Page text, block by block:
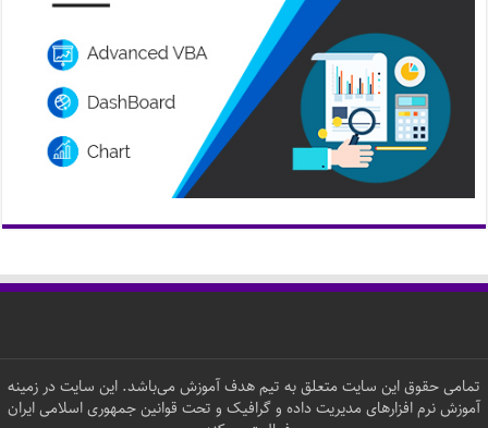
تمامی حقوق این سایت متعلق به تیم هدف آموزش می‌باشد. این سایت در زمینه
آموزش نرم افزارهای مدیریت داده و گرافیک و تحت قوانین جمهوری اسلامی ایران